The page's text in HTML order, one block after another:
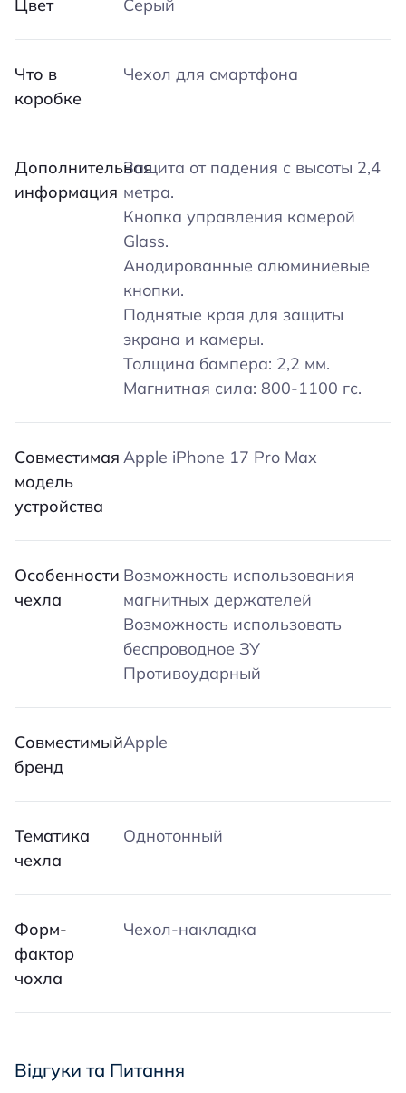
Цвет Серый
Что в
коробке
Чехол для смартфона
Дополнительная
информация
Защита от падения с высоты 2,4
метра.
Кнопка управления камерой
Glass.
Анодированные алюминиевые
кнопки.
Поднятые края для защиты
экрана и камеры.
Толщина бампера: 2,2 мм.
Магнитная сила: 800-1100 гс.
Совместимая
модель
устройства
Apple iPhone 17 Pro Max
Особенности
чехла
Возможность использования
магнитных держателей
Возможность использовать
беспроводное ЗУ
Противоударный
Совместимый
бренд
Apple
Тематика
чехла
Однотонный
Форм-
фактор
чохла
Чехол-накладка
Відгуки та Питання